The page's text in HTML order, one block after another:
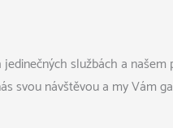
službách a
svou návštěvou a my Vám